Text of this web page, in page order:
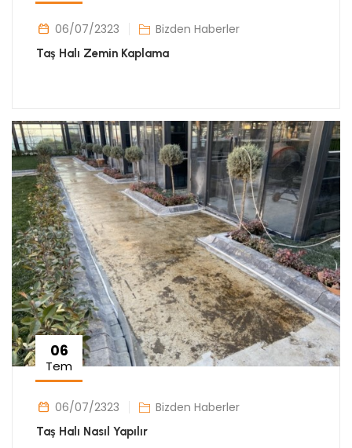
06/07/2323 Bizden Haberler
Taş Halı Zemin Kaplama
06
Tem
06/07/2323 Bizden Haberler
Taş Halı Nasıl Yapılır